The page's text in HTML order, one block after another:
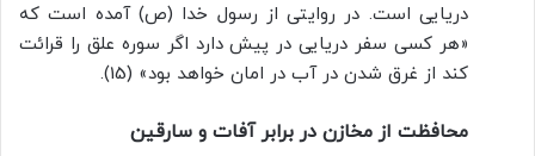
دریایی است. در روایتی از رسول خدا (ص) آمده است که
«هر کسی سفر دریایی در پیش دارد اگر سوره علق را قرائت
کند از غرق شدن در آب در امان خواهد بود» (15).
محافظت از مخازن در برابر آفات و سارقین